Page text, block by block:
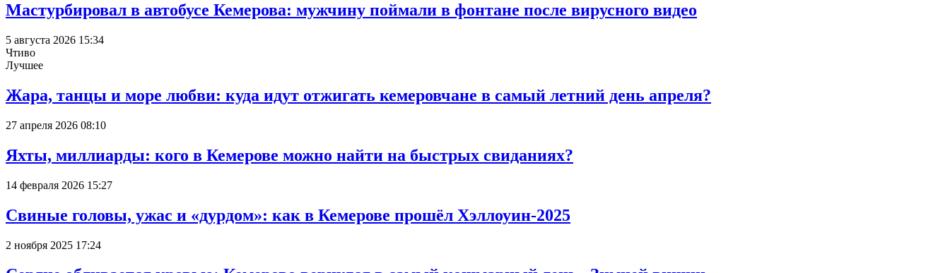
Мастурбировал в автобусе Кемерова: мужчину поймали в фонтане после вирусного видео
5 августа 2026 15:34
Чтиво
Лучшее
Жара, танцы и море любви: куда идут отжигать кемеровчане в самый летний день апреля?
27 апреля 2026 08:10
Яхты, миллиарды: кого в Кемерове можно найти на быстрых свиданиях?
14 февраля 2026 15:27
Свиные головы, ужас и «дурдом»: как в Кемерове прошёл Хэллоуин-2025
2 ноября 2025 17:24